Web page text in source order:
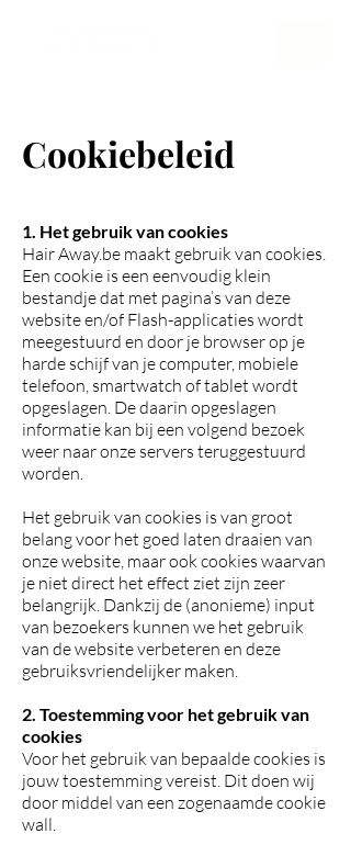
Cookiebeleid
1. Het gebruik van cookies
Hair Away.be maakt gebruik van cookies.
Een cookie is een eenvoudig klein
bestandje dat met pagina’s van deze
website en/of Flash-applicaties wordt
meegestuurd en door je browser op je
harde schijf van je computer, mobiele
telefoon, smartwatch of tablet wordt
opgeslagen. De daarin opgeslagen
informatie kan bij een volgend bezoek
weer naar onze servers teruggestuurd
worden.
Het gebruik van cookies is van groot
belang voor het goed laten draaien van
onze website, maar ook cookies waarvan
je niet direct het effect ziet zijn zeer
belangrijk. Dankzij de (anonieme) input
van bezoekers kunnen we het gebruik
van de website verbeteren en deze
gebruiksvriendelijker maken.
2. Toestemming voor het gebruik van
cookies
Voor het gebruik van bepaalde cookies is
jouw toestemming vereist. Dit doen wij
door middel van een zogenaamde cookie
wall.